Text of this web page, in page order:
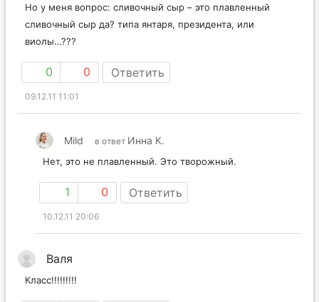
Но у меня вопрос: сливочный сыр – это плавленный
сливочный сыр да? типа янтаря, президента, или
виолы…???
0 0 Ответить
09.12.11 11:01
Mild в ответ Инна К.
Нет, это не плавленный. Это творожный.
1 0 Ответить
10.12.11 20:06
Валя
Класс!!!!!!!!!